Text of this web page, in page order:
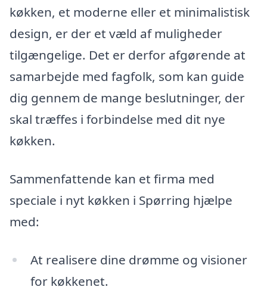
køkken, et moderne eller et minimalistisk
design, er der et væld af muligheder
tilgængelige. Det er derfor afgørende at
samarbejde med fagfolk, som kan guide
dig gennem de mange beslutninger, der
skal træffes i forbindelse med dit nye
køkken.
Sammenfattende kan et firma med
speciale i nyt køkken i Spørring hjælpe
med:
At realisere dine drømme og visioner
for køkkenet.